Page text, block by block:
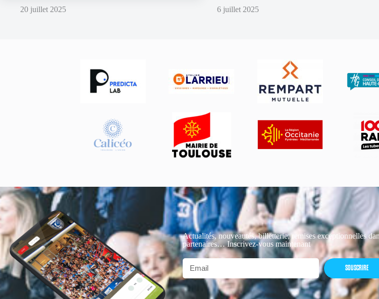
20 juillet 2025
6 juillet 2025
Actualités, nouveautés, billetterie, remises exceptionnelles
partenaires… Inscrivez-vous maintenant
SOUSCRIRE